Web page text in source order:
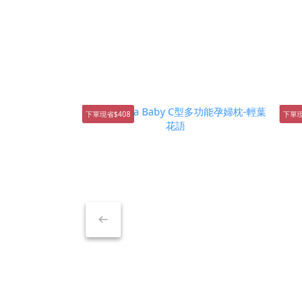
下單現省$408 下單